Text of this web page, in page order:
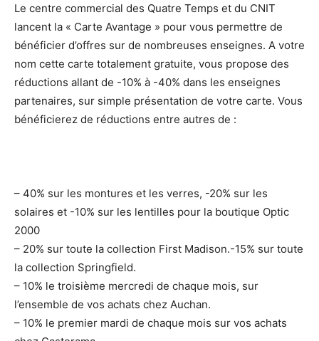
Le centre commercial des Quatre Temps et du CNIT
lancent la « Carte Avantage » pour vous permettre de
bénéficier d’offres sur de nombreuses enseignes. A votre
nom cette carte totalement gratuite, vous propose des
réductions allant de -10% à -40% dans les enseignes
partenaires, sur simple présentation de votre carte. Vous
bénéficierez de réductions entre autres de :
– 40% sur les montures et les verres, -20% sur les
solaires et -10% sur les lentilles pour la boutique Optic
2000
– 20% sur toute la collection First Madison.-15% sur toute
la collection Springfield.
– 10% le troisième mercredi de chaque mois, sur
l’ensemble de vos achats chez Auchan.
– 10% le premier mardi de chaque mois sur vos achats